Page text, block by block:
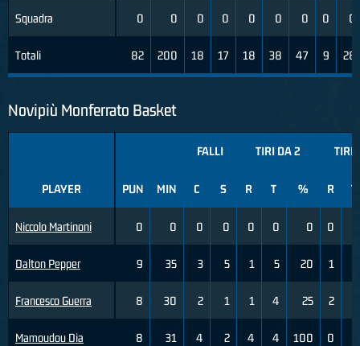
Squadra
Totali
0 0 0 0 0 0 0 0 0
82 200 18 17 18 38 47 9 28
Novipiù Monferrato Basket
PLAYER
Niccolo Martinoni
Dalton Pepper
Francesco Guerra
Mamoudou Dia
FALLI TIRI DA 2 TIRI
PUN MIN C S R T % R T
0 0 0 0 0 0 0 0
9 35 3 5 1 5 20 1
8 30 2 1 1 4 25 2
8 31 4 2 4 4 100 0